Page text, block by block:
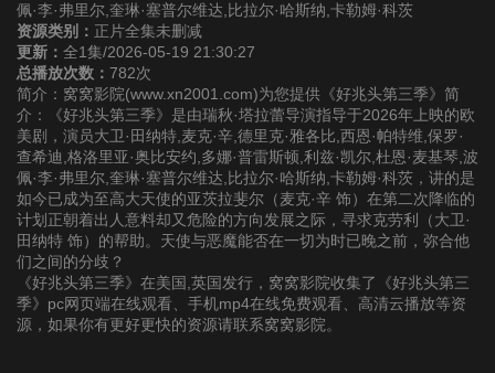
佩·李·弗里尔,奎琳·塞普尔维达,比拉尔·哈斯纳,卡勒姆·科茨
资源类别： 正片全集未删减
更新： 全1集/2026-05-19 21:30:27
总播放次数： 782次
简介：窝窝影院(www.xn2001.com)为您提供《好兆头第三季》简
介：《好兆头第三季》是由瑞秋·塔拉蕾导演指导于2026年上映的欧
美剧，演员大卫·田纳特,麦克·辛,德里克·雅各比,西恩·帕特维,保罗·
查希迪,格洛里亚·奥比安约,多娜·普雷斯顿,利兹·凯尔,杜恩·麦基琴,波
佩·李·弗里尔,奎琳·塞普尔维达,比拉尔·哈斯纳,卡勒姆·科茨，讲的是
如今已成为至高大天使的亚茨拉斐尔（麦克·辛 饰）在第二次降临的
计划正朝着出人意料却又危险的方向发展之际，寻求克劳利（大卫·
田纳特 饰）的帮助。天使与恶魔能否在一切为时已晚之前，弥合他
们之间的分歧？
《好兆头第三季》在美国,英国发行，窝窝影院收集了《好兆头第三
季》pc网页端在线观看、手机mp4在线免费观看、高清云播放等资
源，如果你有更好更快的资源请联系窝窝影院。